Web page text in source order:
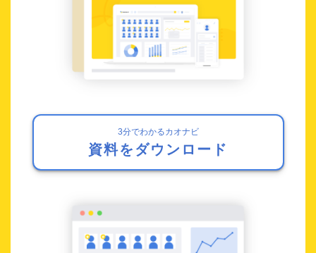
3分でわかるカオナビ
資料をダウンロード